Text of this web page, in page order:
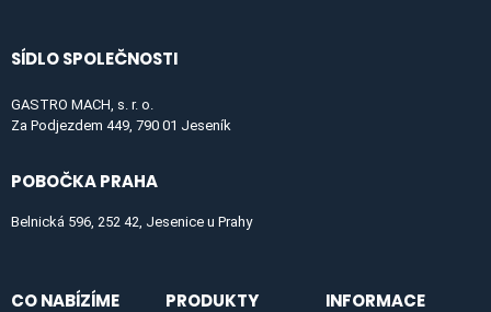
SÍDLO SPOLEČNOSTI
GASTRO MACH, s. r. o.
Za Podjezdem 449, 790 01 Jeseník
POBOČKA PRAHA
Belnická 596, 252 42, Jesenice u Prahy
CO NABÍZÍME PRODUKTY INFORMACE